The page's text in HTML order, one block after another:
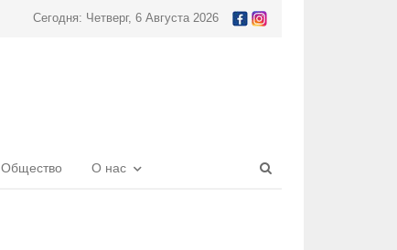
Сегодня: Четверг, 6 Августа 2026
Общество О нас